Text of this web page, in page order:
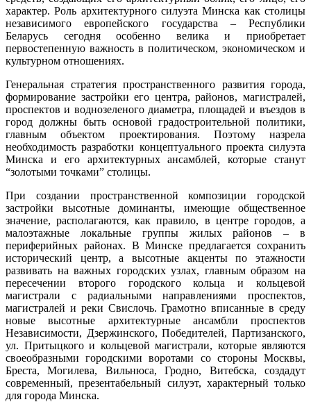
характер. Роль архитектурного силуэта Минска как столицы
независимого европейского государства – Республики
Беларусь сегодня особенно велика и приобретает
первостепенную важность в политическом, экономическом и
культурном отношениях.
Генеральная стратегия пространственного развития города,
формирование застройки его центра, районов, магистралей,
проспектов и водно­зеленого диаметра, площадей и въездов в
город должны быть основой градостроительной политики,
главным объектом проектирования. Поэтому назрела
необходимость разработки концептуального проекта силуэта
Минска и его архитектурных ансамблей, которые станут
“золотыми точками” столицы.
При создании пространственной композиции городской
застройки высотные доминанты, имеющие общественное
значение, располагаются, как правило, в центре городов, а
малоэтажные локальные группы жилых районов – в
периферийных районах. В Минске предлагается сохранить
исторический центр, а высотные акценты по этажности
развивать на важных городских узлах, главным образом на
пересечении второго городского кольца и кольцевой
магистрали с радиальными направлениями проспектов,
магистралей и реки Свислочь. Грамотно вписанные в среду
новые высотные архитектурные ансамбли проспектов
Независимости, Дзержинского, Победителей, Партизанского,
ул. Притыцкого и кольцевой магистрали, которые являются
своеобразными городскими воротами со стороны Москвы,
Бреста, Могилева, Вильнюса, Гродно, Витебска, создадут
современный, презентабельный силуэт, характерный только
для города Минска.